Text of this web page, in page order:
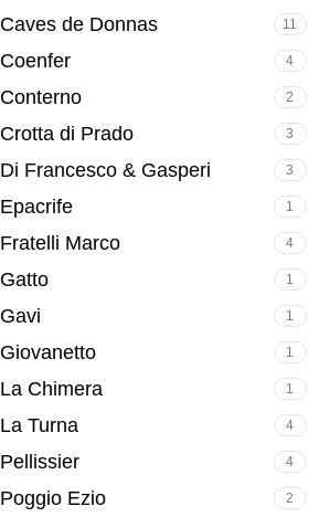
Caves de Donnas 11
Coenfer 4
Conterno 2
Crotta di Prado 3
Di Francesco & Gasperi 3
Epacrife 1
Fratelli Marco 4
Gatto 1
Gavi 1
Giovanetto 1
La Chimera 1
La Turna 4
Pellissier 4
Poggio Ezio 2